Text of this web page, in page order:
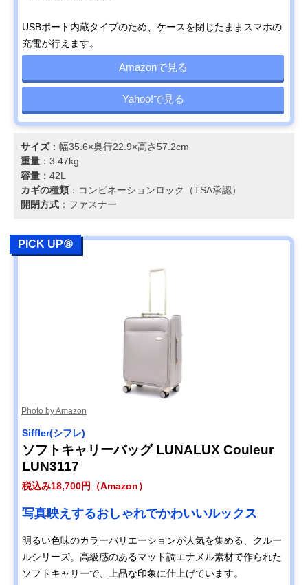
USBポート内蔵タイプのため、ケースを閉じたままスマホの
充電が行えます。
Amazonで見る
Yahoo!で見る
サイズ：幅35.6×奥行22.9×高さ57.2cm
重量 ：3.47kg
容量 ：42L
カギの種類 ：コンビネーションロック（TSA承認）
開閉方式 ：ファスナー
PICK UP⑧
Photo by Amazon
Siffler(シフレ)
ソフトキャリーバッグ LUNALUX Couleur
LUN3117
税込み18,700円（Amazon）
写真映えするおしゃれでかわいいルックス
明るい色味のカラーバリエーションが人気を集める、クルー
ルシリーズ。高級感のあるマット調エナメル素材で作られた
ソフトキャリーで、上品な印象に仕上げています。